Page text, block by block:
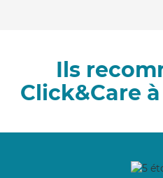
Ils
Click&Care